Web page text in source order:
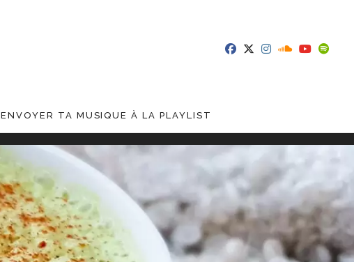
ENVOYER TA MUSIQUE À LA PLAYLIST